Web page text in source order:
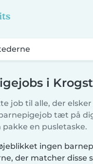
i
job til alle, der
tæt på
en pusletaske.
ingen
der matcher disse